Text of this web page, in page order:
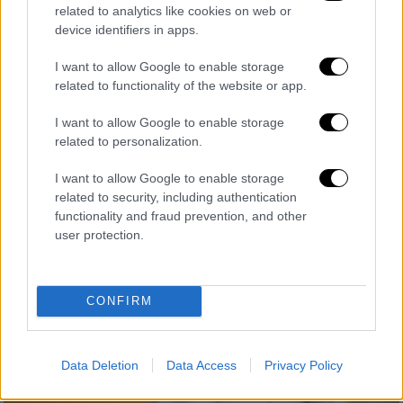
related to analytics like cookies on web or
device identifiers in apps.
I want to allow Google to enable storage
related to functionality of the website or app.
I want to allow Google to enable storage
related to personalization.
I want to allow Google to enable storage
related to security, including authentication
functionality and fraud prevention, and other
user protection.
CONFIRM
Data Deletion Data Access Privacy Policy
Ελλάδα|08.09.2022 22:30
ΔΕΘ 2022: Γαστρονομικές επιδείξεις,
καρναβάλια και ψηφιακό μουσείο για
Περιφέρεια Δυτικής Ελλάδος στο
Περίπτερο 16
Οι επισκέπτες της ΔΕΘ θα μπορούν να
ενημερώνονται για τις δραστηριότητες και
το έργο Περιφέρειας Δυτικής Ελλάδος, την
πορεία του ΕΣΠΑ, το σχεδιασμό για τη νέα
και για τη Δυτική Ελλάδα στον ορίζοντα του
2030.